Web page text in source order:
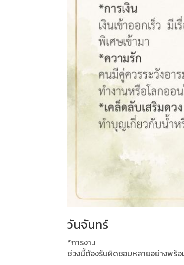
วันจันทร์
*การงาน
ช่วงนี้ต้องรับผิดชอบหลายอย่างพร้อ